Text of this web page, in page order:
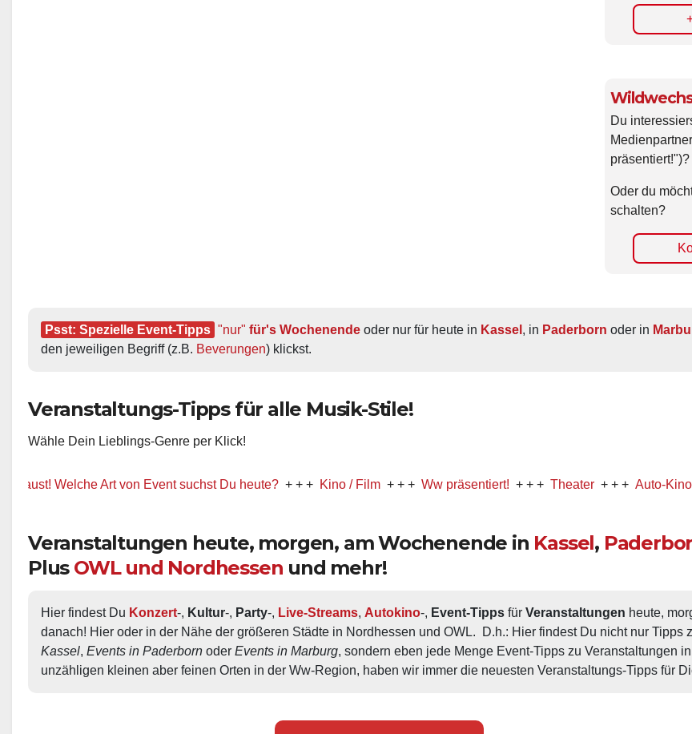
Du
präsentiert!")?
Oder du
schalten?
Psst: Spezielle Event-Tipps "nur" für's Wochenende oder nur für heute in Kassel , in Paderborn oder in
den jeweiligen Begriff (z.B. Beverungen) klickst.
Veranstaltungs-Tipps für alle Musik-Stile!
Wähle Dein Lieblings-Genre per Klick!
Art von Event suchst Du heute? + + + Kino / Film + + + Ww präsentiert! + + + Theater + + + Auto-Kino + + +
Veranstaltungen heute, morgen, am Wochenende in Kassel,
Plus OWL und Nordhessen und mehr!
Hier findest Du Konzert-, Kultur-, Party-, Live-Streams, Autokino-, Event-Tipps für Veranstaltungen heute,
danach! Hier oder in der Nähe der größeren Städte in Nordhessen und OWL.  D.h.: Hier findest Du nicht nur Tipps
Kassel, Events in Paderborn oder Events in Marburg, sondern eben jede Menge Event-Tipps zu Veranstaltungen
unzähligen kleinen aber feinen Orten in der Ww-Region, haben wir immer die neuesten Veranstaltungs-Tipps für